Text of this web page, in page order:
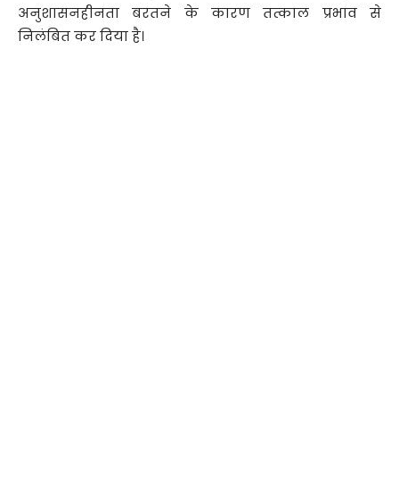
अनुशासनहीनता बरतने के कारण तत्काल प्रभाव से
निलंबित कर दिया है।